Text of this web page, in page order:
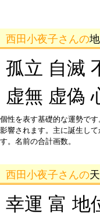
西田小夜子さんの
孤立 自滅
虚無 虚偽
個性を表す基礎的な運勢で
影響されます。主に誕生し
す。名前の合計画数。
西田小夜子さんの
幸運 富 地